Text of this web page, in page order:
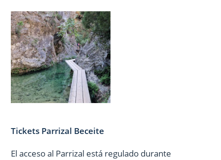
Tickets Parrizal Beceite
El acceso al Parrizal está regulado durante